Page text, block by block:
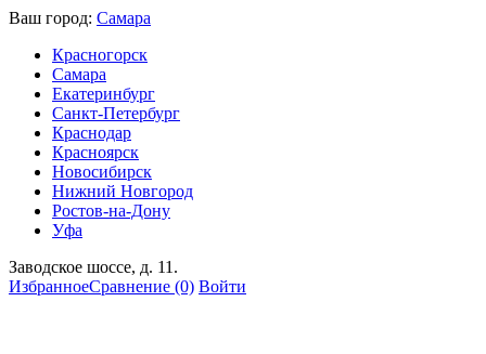
Ваш город: Самара
Красногорск
Самара
Екатеринбург
Санкт-Петербург
Краснодар
Красноярск
Новосибирск
Нижний Новгород
Ростов-на-Дону
Уфа
Заводское шоссе, д. 11.
ИзбранноеСравнение (0) Войти